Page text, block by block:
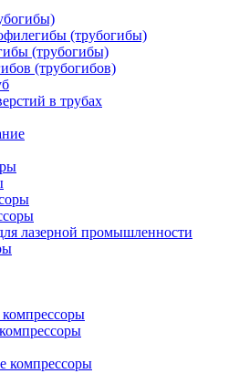
(трубогибы)
(трубогибы)
(трубогибов)
в трубах
лазерной промышленности
компрессоры